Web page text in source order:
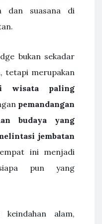
dan suasana di
bukan sekadar
tetapi merupakan
wisata paling
pemandangan
budaya yang
jembatan
ini menjadi
pun yang
alam,